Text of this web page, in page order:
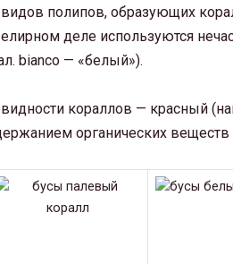
полипов, образующих
деле используются
bianco — «белый»).
кораллов — красный
органических веществ